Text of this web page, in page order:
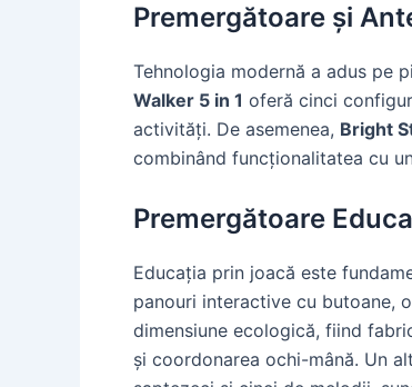
Premergătoare și
Tehnologia modernă a adus pe
Walker 5 in 1 oferă cinci
activități. De asemenea, Bright
combinând funcționalitatea cu
Premergătoare
Educația prin joacă este
panouri interactive cu butoane,
dimensiune ecologică, fiind
și coordonarea ochi-mână. Un